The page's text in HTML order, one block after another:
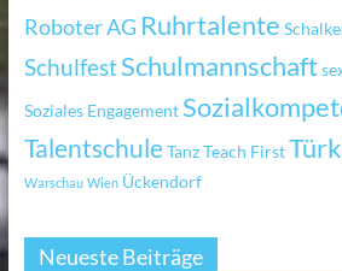
Roboter AG Ruhrtalente
SchulfestSchulmannschaft
Soziales Engagement
TalentschuleTanzTeach First
Warschau Wien Ückendorf
Neueste Beiträge